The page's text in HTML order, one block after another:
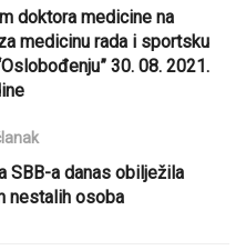
doktora medicine na
medicinu rada i sportsku
30. 08. 2021.
SBB-a danas obilježila
nestalih osoba